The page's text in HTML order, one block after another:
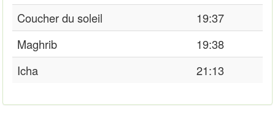
Coucher du soleil
19:37
Maghrib
19:38
Icha
21:13